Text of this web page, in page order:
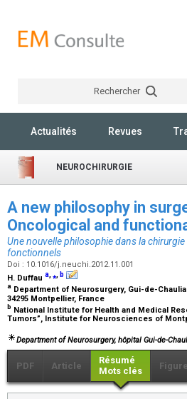
Rechercher
Actualités Revues
NEUROCHIRURGIE
A new philosophy in
Oncological and
Une nouvelle philosophie dans la
fonctionnels
Doi : 10.1016/j.neuchi.2012.11.001
H. Duffau a,⁎, b
a Department of Neurosurgery, Gui-de-
34295 Montpellier, France
b National Institute for Health and Medical
Tumors”, Institute for Neurosciences of
Department of Neurosurgery, hôpital Gui-de-
PDF Article
Résumé
Mots clés